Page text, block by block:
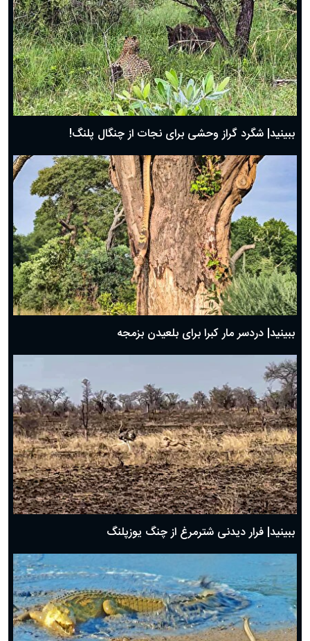
ببینید| شگرد گراز وحشی برای نجات از چنگال پلنگ!
ببینید| دردسر مار کبرا برای بلعیدن بزمجه
ببینید| فرار دیدنی شترمرغ از چنگ یوزپلنگ